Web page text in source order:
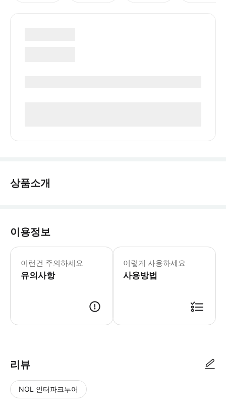
상품소개
이용정보
이런건 주의하세요
유의사항
이렇게 사용하세요
사용방법
리뷰
NOL 인터파크투어